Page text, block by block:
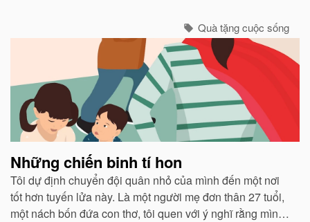
Quà tặng cuộc sống
Những chiến binh tí hon
Tôi dự định chuyển đội quân nhỏ của mình đến một nơi
tốt hơn tuyến lửa này. Là một người mẹ đơn thân 27 tuổi,
một nách bốn đứa con thơ, tôi quen với ý nghĩ rằng mình